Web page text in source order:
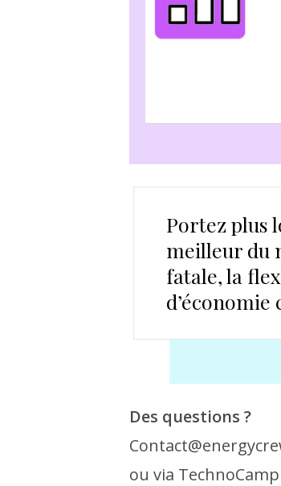
Portez plus
meilleur du
fatale, la
Des questions ?
ou via